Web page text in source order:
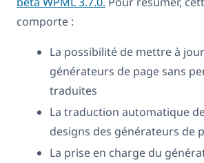
comporte :
La possibilité de mettre à
générateurs de page sans
traduites
La traduction automatique
designs des générateurs de
La prise en charge du